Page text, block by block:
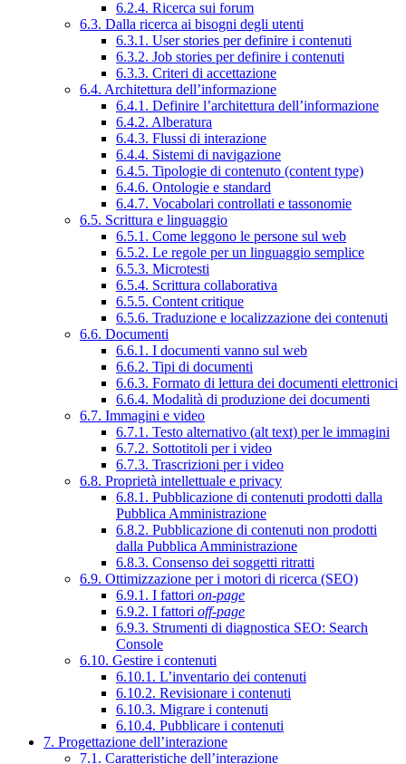
6.2.4. Ricerca sui forum
6.3. Dalla ricerca ai bisogni degli utenti
6.3.1. User stories per definire i contenuti
6.3.2. Job stories per definire i contenuti
6.3.3. Criteri di accettazione
6.4. Architettura dell’informazione
6.4.1. Definire l’architettura dell’informazione
6.4.2. Alberatura
6.4.3. Flussi di interazione
6.4.4. Sistemi di navigazione
6.4.5. Tipologie di contenuto (content type)
6.4.6. Ontologie e standard
6.4.7. Vocabolari controllati e tassonomie
6.5. Scrittura e linguaggio
6.5.1. Come leggono le persone sul web
6.5.2. Le regole per un linguaggio semplice
6.5.3. Microtesti
6.5.4. Scrittura collaborativa
6.5.5. Content critique
6.5.6. Traduzione e localizzazione dei contenuti
6.6. Documenti
6.6.1. I documenti vanno sul web
6.6.2. Tipi di documenti
6.6.3. Formato di lettura dei documenti elettronici
6.6.4. Modalità di produzione dei documenti
6.7. Immagini e video
6.7.1. Testo alternativo (alt text) per le immagini
6.7.2. Sottotitoli per i video
6.7.3. Trascrizioni per i video
6.8. Proprietà intellettuale e privacy
6.8.1. Pubblicazione di contenuti prodotti dalla
Pubblica Amministrazione
6.8.2. Pubblicazione di contenuti non prodotti
dalla Pubblica Amministrazione
6.8.3. Consenso dei soggetti ritratti
6.9. Ottimizzazione per i motori di ricerca (SEO)
6.9.1. I fattori on-page
6.9.2. I fattori off-page
6.9.3. Strumenti di diagnostica SEO: Search
Console
6.10. Gestire i contenuti
6.10.1. L’inventario dei contenuti
6.10.2. Revisionare i contenuti
6.10.3. Migrare i contenuti
6.10.4. Pubblicare i contenuti
7. Progettazione dell’interazione
7.1. Caratteristiche dell’interazione